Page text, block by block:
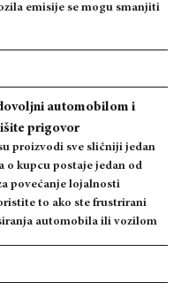
emisije se mogu smanjiti
automobilom i
prigovor
proizvodi sve sličniji jedan
o kupcu postaje jedan od
povećanje lojalnosti
to ako ste frustrirani
automobila ili vozilom